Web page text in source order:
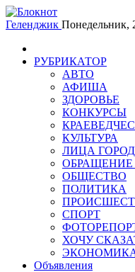
Геленджик Понедельник,
РУБРИКАТОР
АВТО
АФИША
ЗДОРОВЬЕ
КОНКУРСЫ
КУЛЬТУРА
ЛИЦА
ОБЩЕСТВО
ПОЛИТИКА
СПОРТ
ХОЧУ
Объявления